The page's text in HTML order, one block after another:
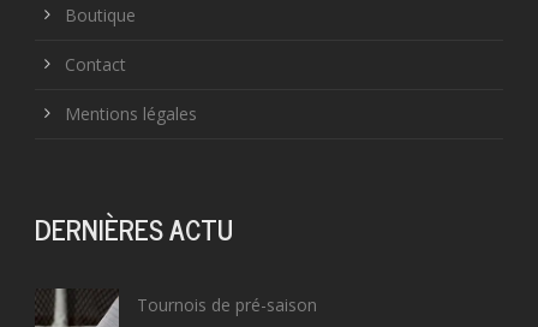
Boutique
Contact
Mentions légales
DERNIÈRES ACTU
Tournois de pré-saison